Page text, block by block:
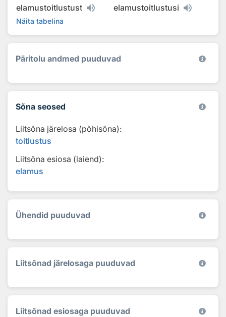
elamustoitlustust
elamustoitlustusi
Näita tabelina
Päritolu andmed puuduvad
Sõna seosed
Liitsõna järelosa (põhisõna):
toitlustus
Liitsõna esiosa (laiend):
elamus
Ühendid puuduvad
Liitsõnad järelosaga puuduvad
Liitsõnad esiosaga puuduvad